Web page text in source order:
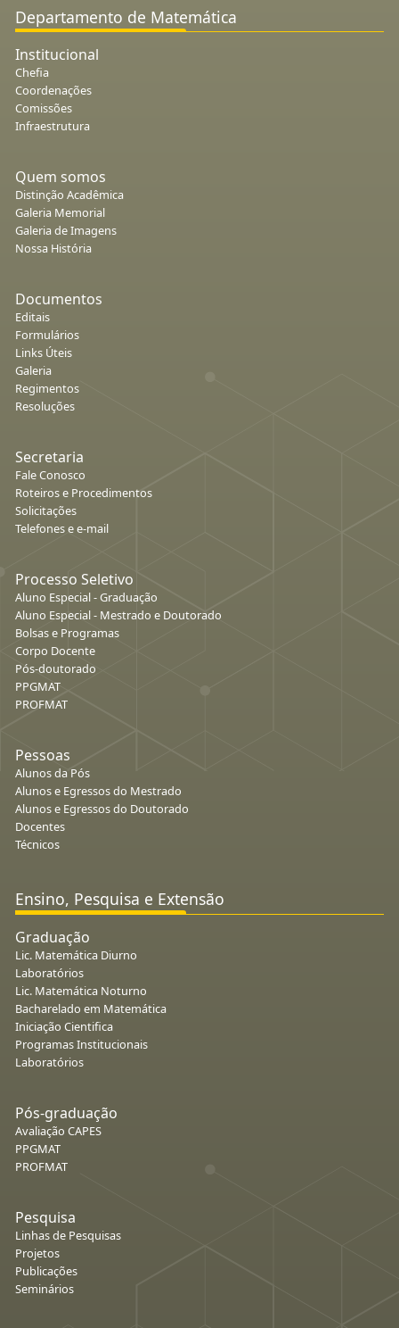
Departamento de Matemática
Institucional
Chefia
Coordenações
Comissões
Infraestrutura
Quem somos
Distinção Acadêmica
Galeria Memorial
Galeria de Imagens
Nossa História
Documentos
Editais
Formulários
Links Úteis
Galeria
Regimentos
Resoluções
Secretaria
Fale Conosco
Roteiros e Procedimentos
Solicitações
Telefones e e-mail
Processo Seletivo
Aluno Especial - Graduação
Aluno Especial - Mestrado e Doutorado
Bolsas e Programas
Corpo Docente
Pós-doutorado
PPGMAT
PROFMAT
Pessoas
Alunos da Pós
Alunos e Egressos do Mestrado
Alunos e Egressos do Doutorado
Docentes
Técnicos
Ensino, Pesquisa e Extensão
Graduação
Lic. Matemática Diurno
Laboratórios
Lic. Matemática Noturno
Bacharelado em Matemática
Iniciação Cientifica
Programas Institucionais
Laboratórios
Pós-graduação
Avaliação CAPES
PPGMAT
PROFMAT
Pesquisa
Linhas de Pesquisas
Projetos
Publicações
Seminários